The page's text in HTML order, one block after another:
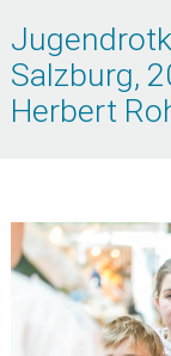
Salzburg,
Herbert